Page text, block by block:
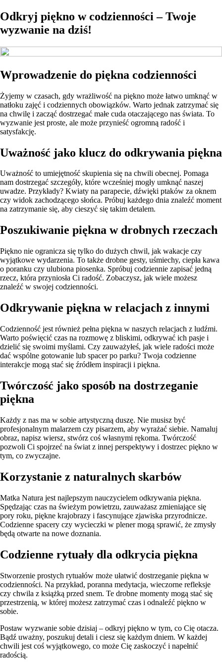
Odkryj piękno w codzienności – Twoje
wyzwanie na dziś!
Wprowadzenie do piękna codzienności
Żyjemy w czasach, gdy wrażliwość na piękno może łatwo umknąć w
natłoku zajęć i codziennych obowiązków. Warto jednak zatrzymać się
na chwilę i zacząć dostrzegać małe cuda otaczającego nas świata. To
wyzwanie jest proste, ale może przynieść ogromną radość i
satysfakcję.
Uważność jako klucz do odkrywania piękna
Uważność to umiejętność skupienia się na chwili obecnej. Pomaga
nam dostrzegać szczegóły, które wcześniej mogły umknąć naszej
uwadze. Przykłady? Kwiaty na parapecie, dźwięki ptaków za oknem
czy widok zachodzącego słońca. Próbuj każdego dnia znaleźć moment
na zatrzymanie się, aby cieszyć się takim detalem.
Poszukiwanie piękna w drobnych rzeczach
Piękno nie ogranicza się tylko do dużych chwil, jak wakacje czy
wyjątkowe wydarzenia. To także drobne gesty, uśmiechy, ciepła kawa
o poranku czy ulubiona piosenka. Spróbuj codziennie zapisać jedną
rzecz, która przyniosła Ci radość. Zobaczysz, jak wiele możesz
znaleźć w swojej codzienności.
Odkrywanie piękna w relacjach z innymi
Codzienność jest również pełna piękna w naszych relacjach z ludźmi.
Warto poświęcić czas na rozmowę z bliskimi, odkrywać ich pasje i
dzielić się swoimi myślami. Czy zauważyłeś, jak wiele radości może
dać wspólne gotowanie lub spacer po parku? Twoja codzienne
interakcje mogą stać się źródłem inspiracji i piękna.
Twórczość jako sposób na dostrzeganie
piękna
Każdy z nas ma w sobie artystyczną duszę. Nie musisz być
profesjonalnym malarzem czy pisarzem, aby wyrażać siebie. Namaluj
obraz, napisz wiersz, stwórz coś własnymi rękoma. Twórczość
pozwoli Ci spojrzeć na świat z innej perspektywy i dostrzec piękno w
tym, co zwyczajne.
Korzystanie z naturalnych skarbów
Matka Natura jest najlepszym nauczycielem odkrywania piękna.
Spędzając czas na świeżym powietrzu, zauważasz zmieniające się
pory roku, piękne krajobrazy i fascynujące zjawiska przyrodnicze.
Codzienne spacery czy wycieczki w plener mogą sprawić, że zmysły
będą otwarte na nowe doznania.
Codzienne rytuały dla odkrycia piękna
Stworzenie prostych rytuałów może ułatwić dostrzeganie piękna w
codzienności. Na przykład, poranna medytacja, wieczorne refleksje
czy chwila z książką przed snem. Te drobne momenty mogą stać się
przestrzenią, w której możesz zatrzymać czas i odnaleźć piękno w
sobie.
Postaw wyzwanie sobie dzisiaj – odkryj piękno w tym, co Cię otacza.
Bądź uważny, poszukuj detali i ciesz się każdym dniem. W każdej
chwili jest coś wyjątkowego, co może Cię zaskoczyć i napełnić
radością.